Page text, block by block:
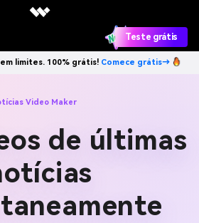
Teste grátis
limites. 100% grátis! Comece grátis→
Video Maker
de últimas